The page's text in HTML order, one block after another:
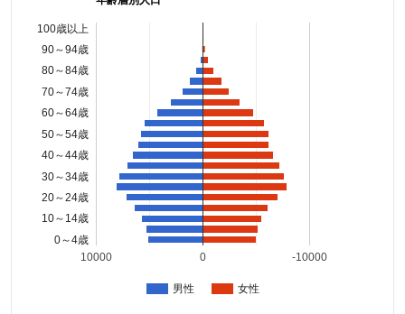
男性 女性
10000 0 -10000
0～4歳
10～14歳
20～24歳
30～34歳
40～44歳
50～54歳
60～64歳
70～74歳
80～84歳
90～94歳
100歳以上